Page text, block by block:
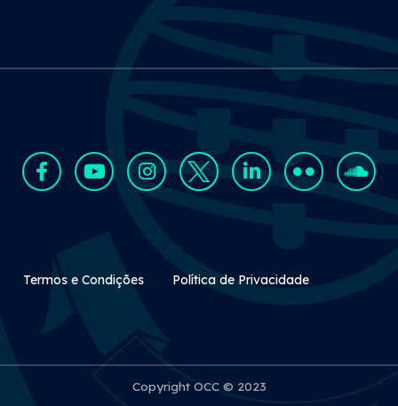
Rodapé Secundário
Termos e Condições Política de Privacidade
Copyright OCC © 2023